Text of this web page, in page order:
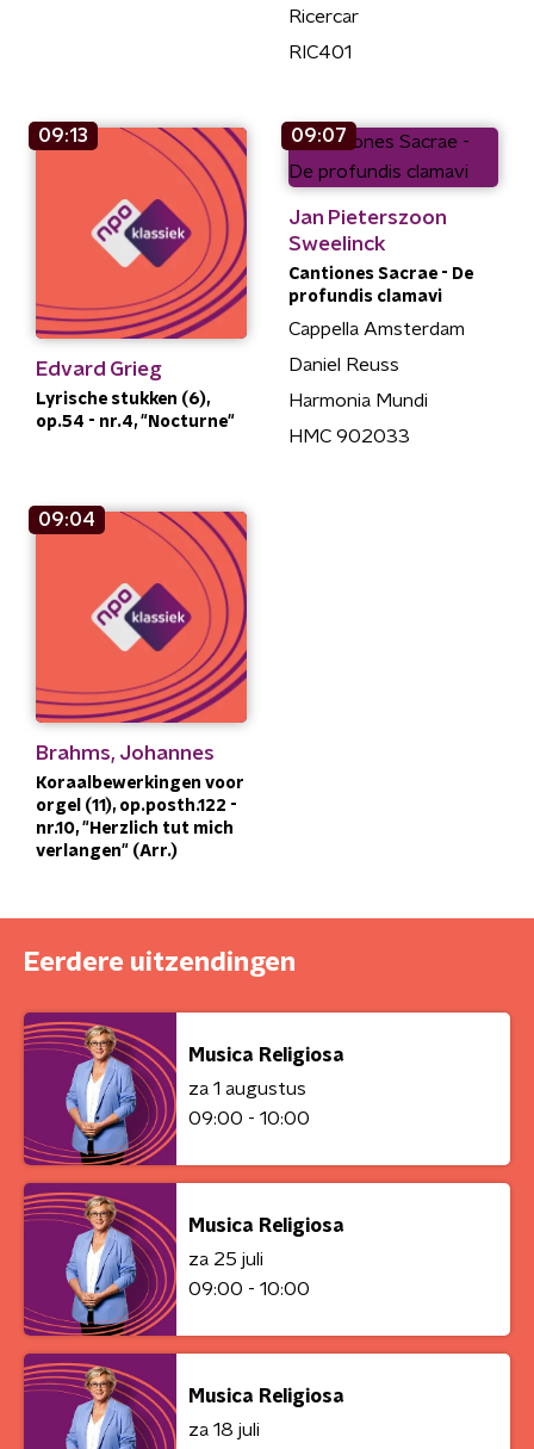
Ricercar
RIC401
09:13
Edvard Grieg
Lyrische stukken (6),
op.54 - nr.4, "Nocturne"
09:07
Jan Pieterszoon
Sweelinck
Cantiones Sacrae - De
profundis clamavi
Cappella Amsterdam
Daniel Reuss
Harmonia Mundi
HMC 902033
09:04
Brahms, Johannes
Koraalbewerkingen voor
orgel (11), op.posth.122 -
nr.10, "Herzlich tut mich
verlangen" (Arr.)
Eerdere uitzendingen
Musica Religiosa
za 1 augustus
09:00 - 10:00
Musica Religiosa
za 25 juli
09:00 - 10:00
Musica Religiosa
za 18 juli